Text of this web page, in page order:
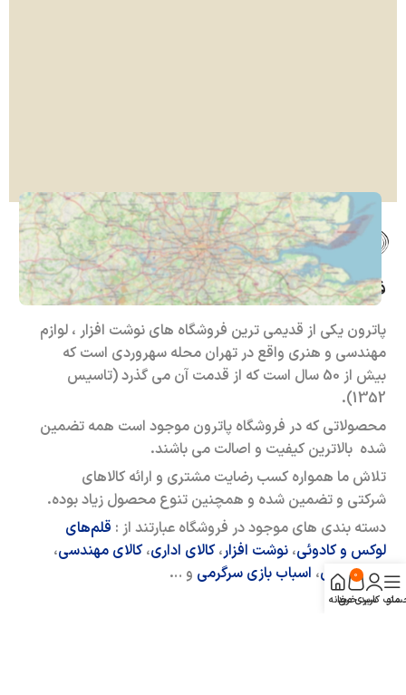
فروشگاه حضوری – اینترنتی پاترون
پاترون یکی از قدیمی ترین فروشگاه های نوشت افزار ، لوازم
مهندسی و هنری واقع در تهران محله سهروردی است که
بیش از 50 سال است که از قدمت آن می گذرد (تاسیس
1352).
محصولاتی که در فروشگاه پاترون موجود است همه تضمین
شده بالاترین کیفیت و اصالت می باشند.
تلاش ما همواره کسب رضایت مشتری و ارائه کالاهای
شرکتی و تضمین شده و همچنین تنوع محصول زیاد بوده.
دسته بندی های موجود در فروشگاه عبارتند از : قلم‌های
لوکس و کادوئی، نوشت افزار،کالای اداری،کالای مهندسی،
کالای هنری، اسباب بازی سرگرمی و …
منوکاربری من
0
سبد خریدخانه